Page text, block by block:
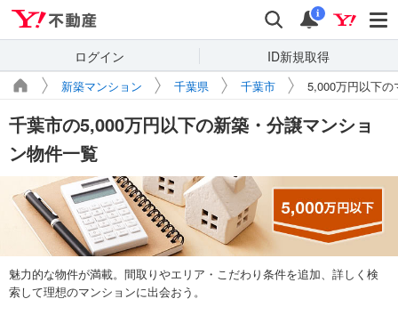
検索 通知
i
ログイン ID新規取得
新築マンション 千葉県 千葉市 5,000万円以下
千葉市の5,000万円以下の新築・分譲マンショ
ン物件一覧
魅力的な物件が満載。間取りやエリア・こだわり条件を追加、詳しく検
索して理想のマンションに出会おう。